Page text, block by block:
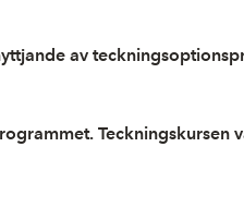
av
Teckningskursen